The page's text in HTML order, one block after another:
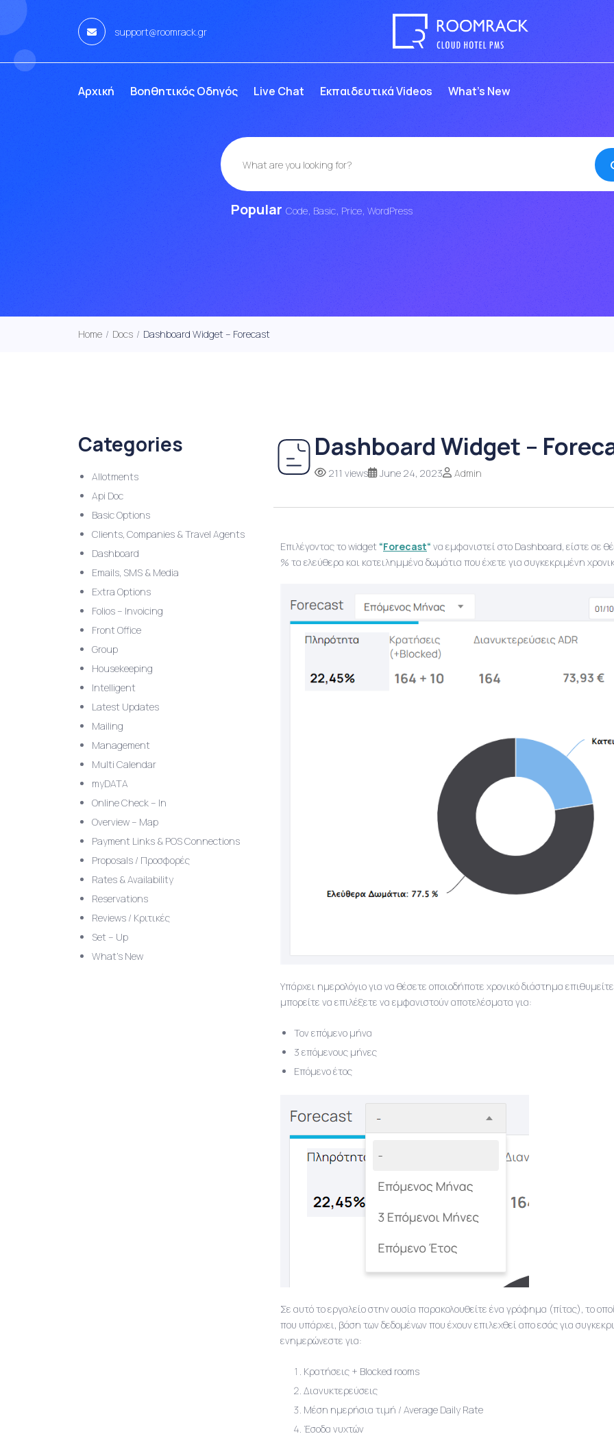
support@roomrack.gr
Αρχική Βοηθητικός Οδηγός Live Chat Eκπαιδευτικά Videos What’s New
Popular Code Basic Price WordPress
Home / Docs / Dashboard Widget – Forecast
Categories
Allotments
Api Doc
Basic Options
Clients, Companies & Travel Agents
Dashboard
Emails, SMS & Media
Extra Options
Folios – Invoicing
Front Office
Group
Housekeeping
Intelligent
Latest Updates
Mailing
Management
Multi Calendar
myDATA
Online Check – In
Overview – Map
Payment Links & POS Connections
Proposals / Προσφορές
Rates & Availability
Reservations
Reviews / Κριτικές
Set – Up
What’s New
Dashboard Widget –
211 views June 24, 2023 Admin
Επιλέγοντας το widget “Forecast“ να εμφανιστεί στο Dashboard, είστε σε
% τα ελεύθερα και κατειλημμένα δωμάτια που έχετε για συγκεκριμένη
Υπάρχει ημερολόγιο για να θέσετε οποιοδήποτε χρονικό διάστημα
μπορείτε να επιλέξετε να εμφανιστούν αποτελέσματα για:
Τον επόμενο μήνα
3 επόμενους μήνες
Επόμενο έτος
Σε αυτό το εργαλείο στην ουσία παρακολουθείτε ένα γράφημα (πίτας), το
που υπάρχει, βάση των δεδομένων που έχουν επιλεχθεί απο εσάς για
ενημερώνεστε για:
Κρατήσεις + Blocked rooms
Διανυκτερεύσεις
Μέση ημερήσια τιμή / Average Daily Rate
Έσοδα νυχτών